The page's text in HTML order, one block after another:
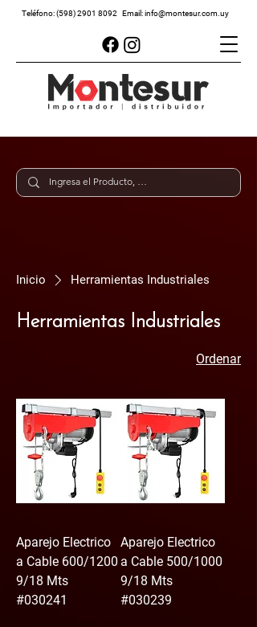
Teléfono:(598) 2901 8092 Email:info@montesur.com.uy
Inicio Herramientas Industriales
Herramientas Industriales
Ordenar
Aparejo Electrico
a Cable 600/1200
9/18 Mts
#030241
Aparejo Electrico
a Cable 500/1000
9/18 Mts
#030239